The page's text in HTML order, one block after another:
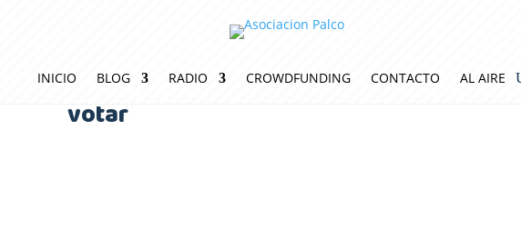
INICIO BLOG RADIO CROWDFUNDING CONTACTO AL AIRE
votar